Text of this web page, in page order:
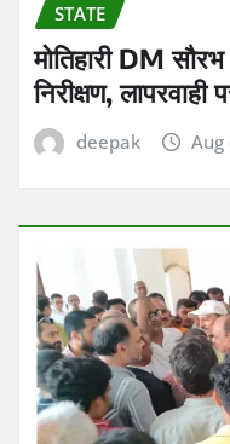
STATE
मोतिहारी DM
निरीक्षण, लापरवाही
deepak Aug